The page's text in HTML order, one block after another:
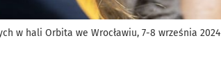
w hali Orbita we Wrocławiu, 7-8 września 2024